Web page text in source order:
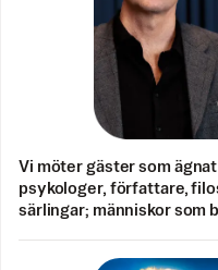
Vi möter gäster som
psykologer, författare,
särlingar; människor som